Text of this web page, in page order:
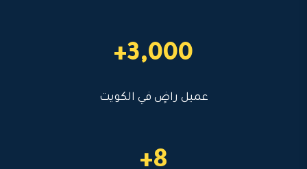
3,000+
عميل راضٍ في الكويت
8+